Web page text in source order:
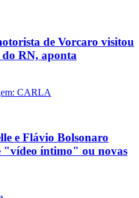
de Vorcaro visitou
RN, aponta
e Flávio Bolsonaro
"vídeo íntimo" ou novas